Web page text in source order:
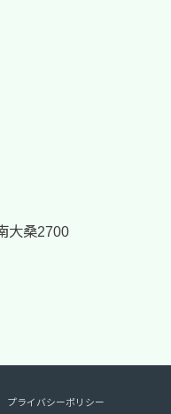
大桑2700
プライバシーポリシー